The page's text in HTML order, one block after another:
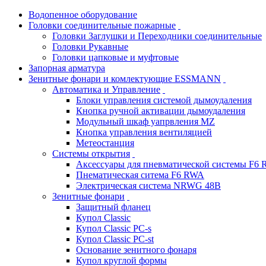
Водопенное оборудование
Головки соединительные пожарные
Головки Заглушки и Переходники соединительные
Головки Рукавные
Головки цапковые и муфтовые
Запорная арматура
Зенитные фонари и комлектующие ESSMANN
Автоматика и Управление
Блоки управления системой дымоудаления
Кнопка ручной активации дымоудаления
Модульный шкаф уапрвления MZ
Кнопка управления вентиляцией
Метеостанция
Системы открытия
Аксессуары для пневматической системы F6
Пнематическая ситема F6 RWA
Электрическая система NRWG 48В
Зенитные фонари
Защитный фланец
Купол Classic
Купол Classic PC-s
Купол Classic PC-st
Основание зенитного фонаря
Купол круглой формы